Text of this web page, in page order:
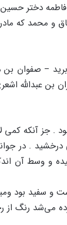
فاطمه دختر
و محمد که
– صفوان بن
بن عبدالله
جز آنکه کمی
درخشید . در
و وسط آن
و سفید بود
می‌شد رنگ از